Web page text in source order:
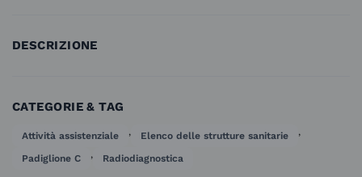
DESCRIZIONE
CATEGORIE & TAG
Attività assistenziale , Elenco delle strutture sanitarie ,
Padiglione C , Radiodiagnostica